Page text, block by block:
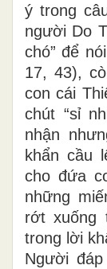
ý trong
người Do
chó” để
17, 43),
con cái
chút “sỉ
nhận
khẩn cầu
cho đứa
những
rớt xuống
trong lời
Người